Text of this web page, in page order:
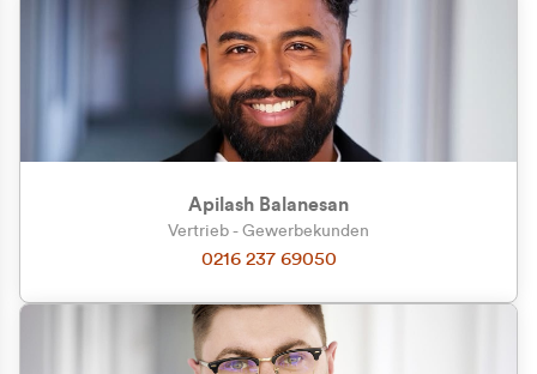
Zu welcher Kundengruppe
gehören Sie?
Privatkunde (inkl. MwSt.)
Apilash Balanesan
Vertrieb - Gewerbekunden
0216 237 69050